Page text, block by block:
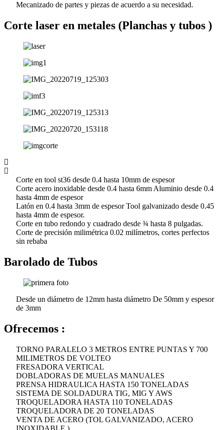
Mecanizado de partes y piezas de acuerdo a su necesidad.
Corte laser en metales (Planchas y tubos )
Corte en tool st36 desde 0.4 hasta 10mm de espesor
Corte acero inoxidable desde 0.4 hasta 6mm Aluminio desde 0.4
hasta 4mm de espesor
Latón en 0.4 hasta 3mm de espesor Tool galvanizado desde 0.45
hasta 4mm de espesor.
Corte en tubo redondo y cuadrado desde ¾ hasta 8 pulgadas.
Corte de precisión milimétrica 0.02 milímetros, cortes perfectos
sin rebaba
Barolado de Tubos
Desde un diámetro de 12mm hasta diámetro De 50mm y espesor
de 3mm
Ofrecemos :
TORNO PARALELO 3 METROS ENTRE PUNTAS Y 700
MILIMETROS DE VOLTEO
FRESADORA VERTICAL
DOBLADORAS DE MUELAS MANUALES
PRENSA HIDRAULICA HASTA 150 TONELADAS
SISTEMA DE SOLDADURA TIG, MIG Y AWS
TROQUELADORA HASTA 110 TONELADAS
TROQUELADORA DE 20 TONELADAS
VENTA DE ACERO (TOL GALVANIZADO, ACERO
INOXIDABLE )